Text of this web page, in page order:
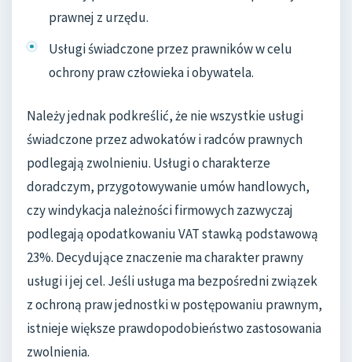
prawnej z urzędu.
Usługi świadczone przez prawników w celu
ochrony praw człowieka i obywatela.
Należy jednak podkreślić, że nie wszystkie usługi
świadczone przez adwokatów i radców prawnych
podlegają zwolnieniu. Usługi o charakterze
doradczym, przygotowywanie umów handlowych,
czy windykacja należności firmowych zazwyczaj
podlegają opodatkowaniu VAT stawką podstawową
23%. Decydujące znaczenie ma charakter prawny
usługi i jej cel. Jeśli usługa ma bezpośredni związek
z ochroną praw jednostki w postępowaniu prawnym,
istnieje większe prawdopodobieństwo zastosowania
zwolnienia.